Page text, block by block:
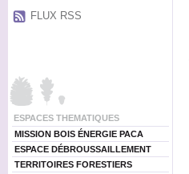
FLUX RSS
ESPACES THEMATIQUES
MISSION BOIS ÉNERGIE PACA
ESPACE DÉBROUSSAILLEMENT
TERRITOIRES FORESTIERS